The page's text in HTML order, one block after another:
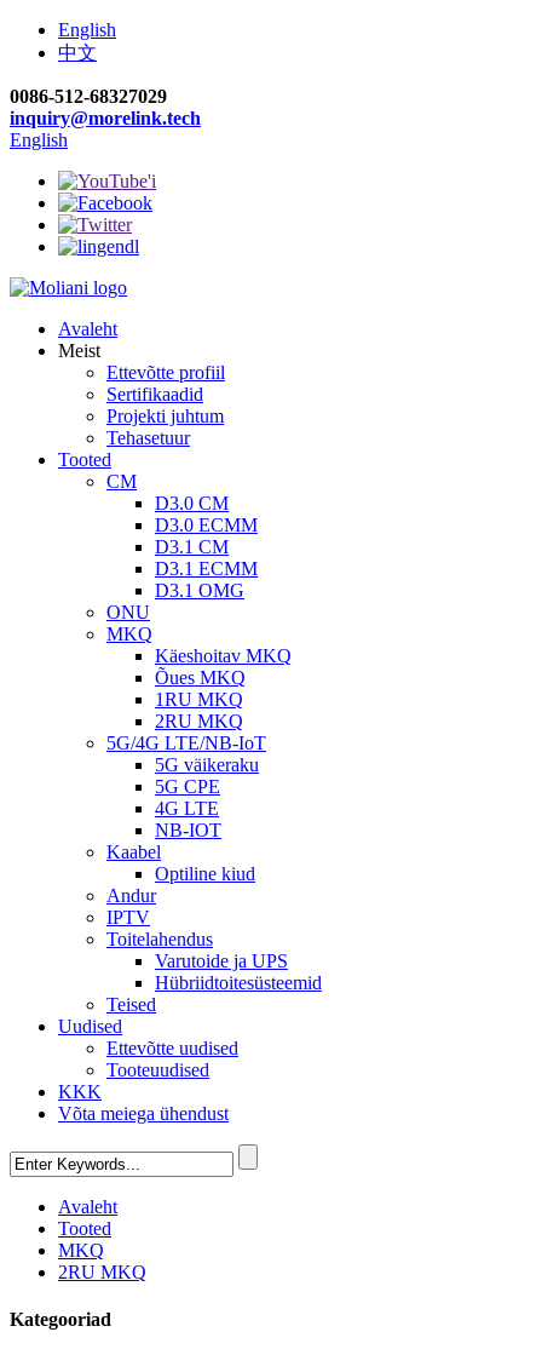
English
中文
0086-512-68327029
inquiry@morelink.tech
English
Avaleht
Meist
Ettevõtte profiil
Sertifikaadid
Projekti juhtum
Tehasetuur
Tooted
CM
D3.0 CM
D3.0 ECMM
D3.1 CM
D3.1 ECMM
D3.1 OMG
ONU
MKQ
Käeshoitav MKQ
Õues MKQ
1RU MKQ
2RU MKQ
5G/4G LTE/NB-IoT
5G väikeraku
5G CPE
4G LTE
NB-IOT
Kaabel
Optiline kiud
Andur
IPTV
Toitelahendus
Varutoide ja UPS
Hübriidtoitesüsteemid
Teised
Uudised
Ettevõtte uudised
Tooteuudised
KKK
Võta meiega ühendust
Avaleht
Tooted
MKQ
2RU MKQ
Kategooriad